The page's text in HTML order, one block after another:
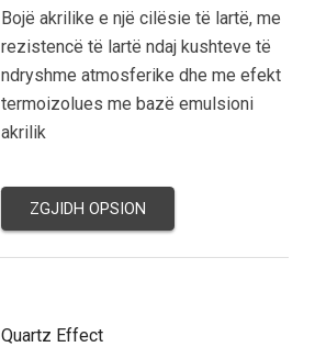
Bojë akrilike e një cilësie të lartë, me
rezistencë të lartë ndaj kushteve të
ndryshme atmosferike dhe me efekt
termoizolues me bazë emulsioni
akrilik
ZGJIDH OPSION
Quartz Effect